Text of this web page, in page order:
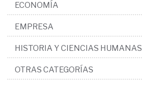
ECONOMÍA
EMPRESA
HISTORIA Y CIENCIAS HUMANAS
OTRAS CATEGORÍAS